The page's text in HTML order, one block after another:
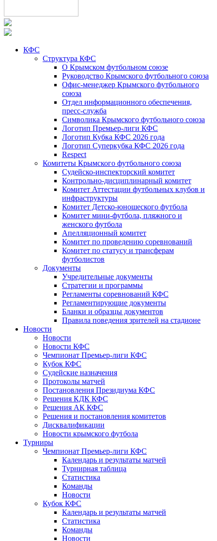
КФС
Структура КФС
О Крымском футбольном союзе
Руководство Крымского футбольного союза
Офис-менеджер Крымского футбольного
союза
Отдел информационного обеспечения,
пресс-служба
Символика Крымского футбольного союза
Логотип Премьер-лиги КФС
Логотип Кубка КФС 2026 года
Логотип Суперкубка КФС 2026 года
Respect
Комитеты Крымского футбольного союза
Судейско-инспекторский комитет
Контрольно-дисциплинарный комитет
Комитет Аттестации футбольных клубов и
инфраструктуры
Комитет Детско-юношеского футбола
Комитет мини-футбола, пляжного и
женского футбола
Апелляционный комитет
Комитет по проведению соревнований
Комитет по статусу и трансферам
футболистов
Документы
Учредительные документы
Стратегии и программы
Регламенты соревнований КФС
Регламентирующие документы
Бланки и образцы документов
Правила поведения зрителей на стадионе
Новости
Новости
Новости КФС
Чемпионат Премьер-лиги КФС
Кубок КФС
Судейские назначения
Протоколы матчей
Постановления Президиума КФС
Решения КДК КФС
Решения АК КФС
Решения и постановления комитетов
Дисквалификации
Новости крымского футбола
Турниры
Чемпионат Премьер-лиги КФС
Календарь и результаты матчей
Турнирная таблица
Статистика
Команды
Новости
Кубок КФС
Календарь и результаты матчей
Статистика
Команды
Новости